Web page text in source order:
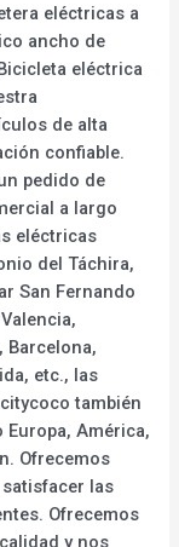
eléctricas a
ancho de
eléctrica
de alta
confiable.
pedido de
a largo
eléctricas
del Táchira,
San Fernando
Barcelona,
etc., las
también
América,
Ofrecemos
satisfacer las
Ofrecemos
y nos